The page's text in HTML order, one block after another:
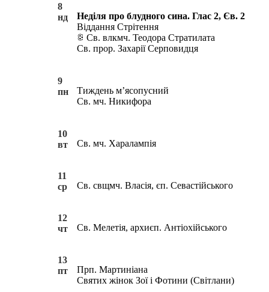
8
нд
Неділя про блудного сина. Глас 2, Єв. 2
Віддання Стрітення
Св. влкмч. Теодора Стратилата
Св. прор. Захарії Серповидця
9
пн
Тиждень м’ясопусний
Св. мч. Никифора
10
вт
Св. мч. Харалампія
11
ср
Св. свщмч. Власія, єп. Севастійського
12
чт
Св. Мелетія, архиєп. Антіохійського
13
пт
Прп. Мартиніана
Святих жінок Зої і Фотини (Світлани)